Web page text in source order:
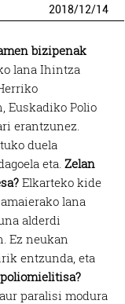
2018/12/14
bizipenak
lana Ihintza
Euskadiko Polio
erantzunez.
duela
eta.Zelan
Elkarteko kide
lana
alderdi
Ez neukan
entzunda, eta
paralisi modura